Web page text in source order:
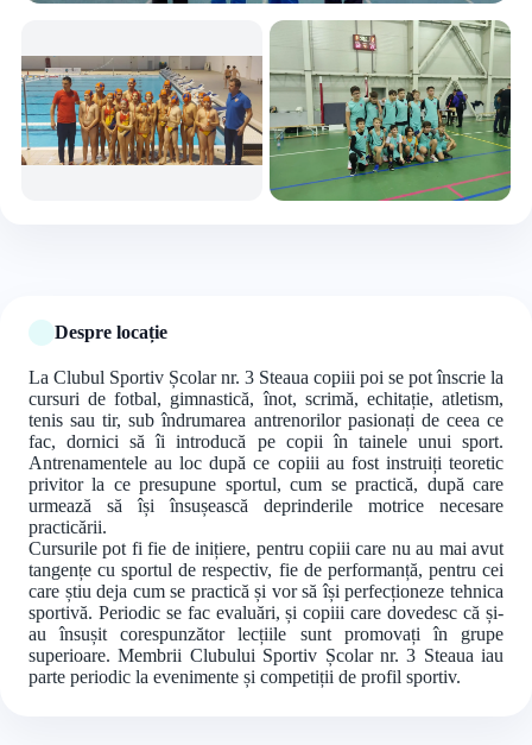
Despre locație
La Clubul Sportiv Școlar nr. 3 Steaua copiii poi se pot înscrie la
cursuri de fotbal, gimnastică, înot, scrimă, echitație, atletism,
tenis sau tir, sub îndrumarea antrenorilor pasionați de ceea ce
fac, dornici să îi introducă pe copii în tainele unui sport.
Antrenamentele au loc după ce copiii au fost instruiți teoretic
privitor la ce presupune sportul, cum se practică, după care
urmează să își însușească deprinderile motrice necesare
practicării.
Cursurile pot fi fie de inițiere, pentru copiii care nu au mai avut
tangențe cu sportul de respectiv, fie de performanță, pentru cei
care știu deja cum se practică și vor să își perfecționeze tehnica
sportivă. Periodic se fac evaluări, și copiii care dovedesc că și-
au însușit corespunzător lecțiile sunt promovați în grupe
superioare. Membrii Clubului Sportiv Școlar nr. 3 Steaua iau
parte periodic la evenimente și competiții de profil sportiv.